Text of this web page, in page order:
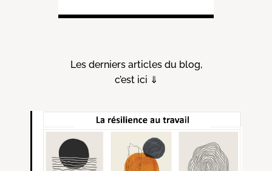
Les derniers articles du blog,
c’est ici ⇓